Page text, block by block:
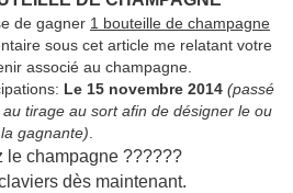
de gagner 1 bouteille de champagne
sous cet article me relatant votre
associé au champagne.
Le 15 novembre 2014 (passé
tirage au sort afin de désigner le ou
la gagnante)
le champagne ??????
dès maintenant.